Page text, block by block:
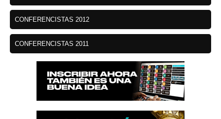
CONFERENCISTAS 2012
CONFERENCISTAS 2011